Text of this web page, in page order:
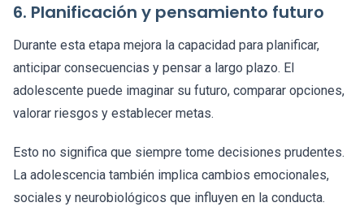
6. Planificación y pensamiento futuro
Durante esta etapa mejora la capacidad para planificar,
anticipar consecuencias y pensar a largo plazo. El
adolescente puede imaginar su futuro, comparar opciones,
valorar riesgos y establecer metas.
Esto no significa que siempre tome decisiones prudentes.
La adolescencia también implica cambios emocionales,
sociales y neurobiológicos que influyen en la conducta.